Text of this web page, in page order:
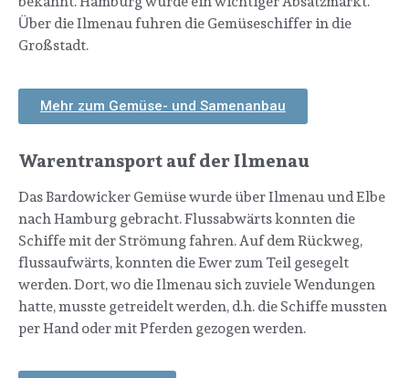
Über die Ilmenau fuhren die Gemüseschiffer in die
Großstadt.
Mehr zum Gemüse- und Samenanbau
Warentransport auf der Ilmenau
Das Bardowicker Gemüse wurde über Ilmenau und Elbe
nach Hamburg gebracht. Flussabwärts konnten die
Schiffe mit der Strömung fahren. Auf dem Rückweg,
flussaufwärts, konnten die Ewer zum Teil gesegelt
werden. Dort, wo die Ilmenau sich zuviele Wendungen
hatte, musste getreidelt werden, d.h. die Schiffe mussten
per Hand oder mit Pferden gezogen werden.